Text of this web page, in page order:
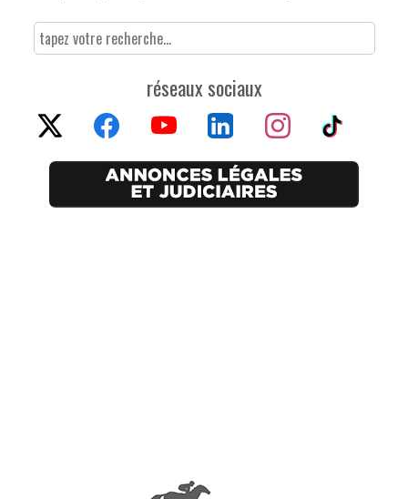
réseaux sociaux